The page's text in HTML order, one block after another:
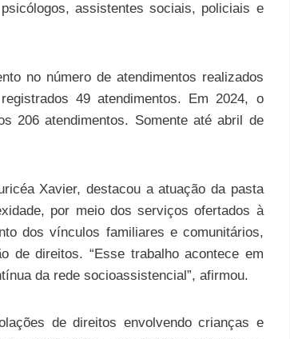
assistentes sociais, policiais e
no número de atendimentos realizados
49 atendimentos. Em 2024, o
206 atendimentos. Somente até abril de
Xavier, destacou a atuação da pasta
por meio dos serviços ofertados à
dos vínculos familiares e comunitários,
de direitos. “Esse trabalho acontece em
da rede socioassistencial”, afirmou.
de direitos envolvendo crianças e